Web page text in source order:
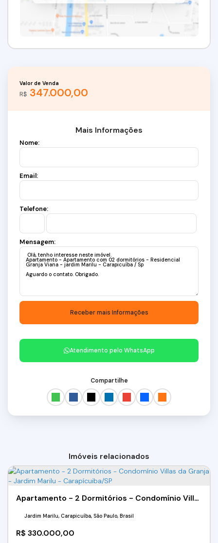
R$ 347.000,00
Valor de Venda
Mais Informações
Nome:
Email:
Telefone:
Mensagem:
Atendimento pelo WhatsApp
Compartilhe
Imóveis relacionados
Apartamento - 2 Dormitórios - Condomínio Villas da Granja - Jardim Marilu - Carapícuiba/SP
R$ 330.000,00
Jardim Marilu, Carapicuíba, São Paulo, Brasil